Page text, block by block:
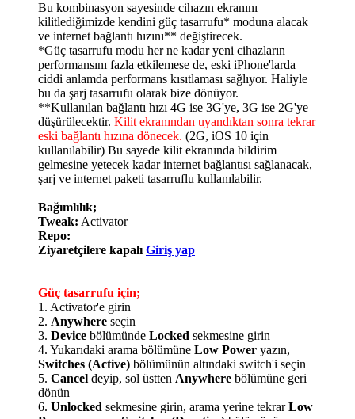
Bu kombinasyon sayesinde cihazın ekranını
kilitlediğimizde kendini güç tasarrufu* moduna alacak
ve internet bağlantı hızını** değiştirecek.
*Güç tasarrufu modu her ne kadar yeni cihazların
performansını fazla etkilemese de, eski iPhone'larda
ciddi anlamda performans kısıtlaması sağlıyor. Haliyle
bu da şarj tasarrufu olarak bize dönüyor.
**Kullanılan bağlantı hızı 4G ise 3G'ye, 3G ise 2G'ye
düşürülecektir. Kilit ekranından uyandıktan sonra tekrar
eski bağlantı hızına dönecek. (2G, iOS 10 için
kullanılabilir) Bu sayede kilit ekranında bildirim
gelmesine yetecek kadar internet bağlantısı sağlanacak,
şarj ve internet paketi tasarruflu kullanılabilir.
Bağımlılık;
Tweak: Activator
Repo:
Ziyaretçilere kapalıGiriş yap
Güç tasarrufu için;
1. Activator'e girin
2. Anywhere seçin
3. Device bölümünde Locked sekmesine girin
4. Yukarıdaki arama bölümüne Low Power yazın,
Switches (Active) bölümünün altındaki switch'i seçin
5. Cancel deyip, sol üstten Anywhere bölümüne geri
dönün
6. Unlocked sekmesine girin, arama yerine tekrarLow